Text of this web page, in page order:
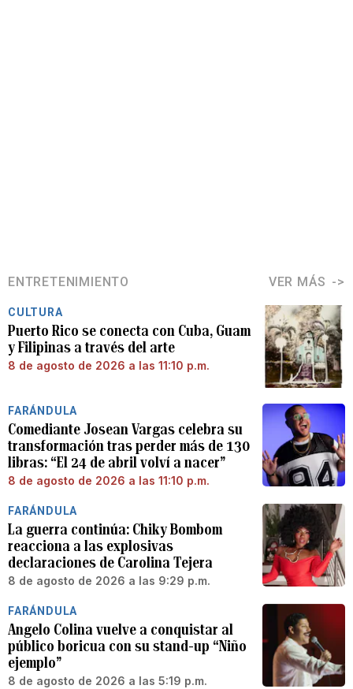
ENTRETENIMIENTO VER MÁS
CULTURA
Puerto Rico se conecta con Cuba, Guam
y Filipinas a través del arte
8 de agosto de 2026 a las 11:10 p.m.
FARÁNDULA
Comediante Josean Vargas celebra su
transformación tras perder más de 130
libras: “El 24 de abril volví a nacer”
8 de agosto de 2026 a las 11:10 p.m.
FARÁNDULA
La guerra continúa: Chiky Bombom
reacciona a las explosivas
declaraciones de Carolina Tejera
8 de agosto de 2026 a las 9:29 p.m.
FARÁNDULA
Angelo Colina vuelve a conquistar al
público boricua con su stand-up “Niño
ejemplo”
8 de agosto de 2026 a las 5:19 p.m.